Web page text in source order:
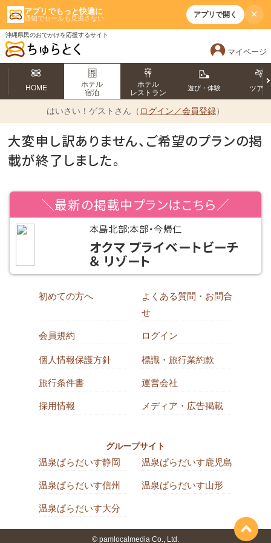
アプリでもっと快適に
通知でセールも見逃さない アプリで開く ×
沖縄県民のおでかけを応援するサイト
マイページ
HOME
ホテル
宿泊
ホテル
レストラン
遊び・体験 ツアー
はいさい！ ゲストさん（ ログイン／会員登録）
大変申し訳ありません、ご希望のプランの掲
載が終了しました。
＼最新の掲載中プランはこちら／
本島北部:本部・今帰仁
オクマ プライベートビーチ
＆ リゾート
初めての方へ
よくある質問・お問合
せ
会員規約 ログイン
個人情報保護方針 標識・旅行業約款
旅行条件書 運営会社
採用情報 メディア・広告掲載
グループサイト
温泉ぱらだいす静岡 温泉ぱらだいす鹿児島
温泉ぱらだいす信州 温泉ぱらだいす山形
温泉ぱらだいす大分
© pamlocalmedia Co., Ltd.